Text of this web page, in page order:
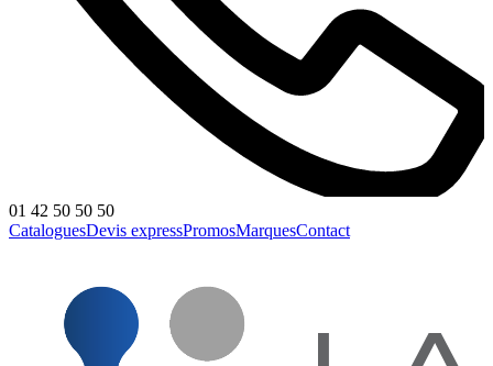
01 42 50 50 50
CataloguesDevis expressPromosMarquesContact